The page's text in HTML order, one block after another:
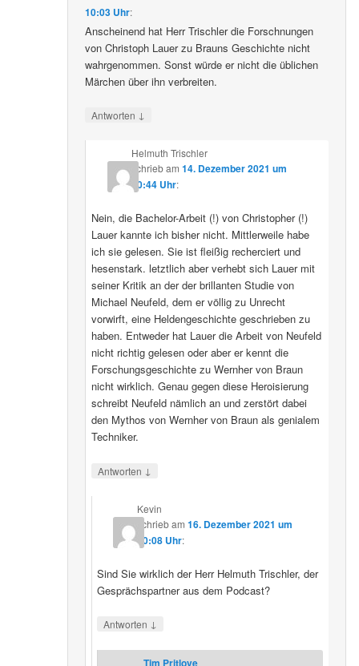
10:03 Uhr:
Anscheinend hat Herr Trischler die Forschnungen
von Christoph Lauer zu Brauns Geschichte nicht
wahrgenommen. Sonst würde er nicht die üblichen
Märchen über ihn verbreiten.
Antworten ↓
Helmuth Trischler
schriebam 14. Dezember 2021 um
20:44 Uhr:
Nein, die Bachelor-Arbeit (!) von Christopher (!)
Lauer kannte ich bisher nicht. Mittlerweile habe
ich sie gelesen. Sie ist fleißig recherciert und
hesenstark. letztlich aber verhebt sich Lauer mit
seiner Kritik an der der brillanten Studie von
Michael Neufeld, dem er völlig zu Unrecht
vorwirft, eine Heldengeschichte geschrieben zu
haben. Entweder hat Lauer die Arbeit von Neufeld
nicht richtig gelesen oder aber er kennt die
Forschungsgeschichte zu Wernher von Braun
nicht wirklich. Genau gegen diese Heroisierung
schreibt Neufeld nämlich an und zerstört dabei
den Mythos von Wernher von Braun als genialem
Techniker.
Antworten ↓
Kevin
schriebam16. Dezember 2021 um
20:08 Uhr:
Sind Sie wirklich der Herr Helmuth Trischler, der
Gesprächspartner aus dem Podcast?
Antworten ↓
Tim Pritlove